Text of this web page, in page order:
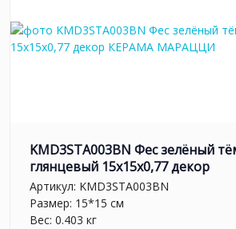
KMD3STA003BN Фес зелёный
глянцевый 15x15x0,77 декор
Артикул: KMD3STA003BN
Размер: 15*15 см
Вес: 0.403 кг